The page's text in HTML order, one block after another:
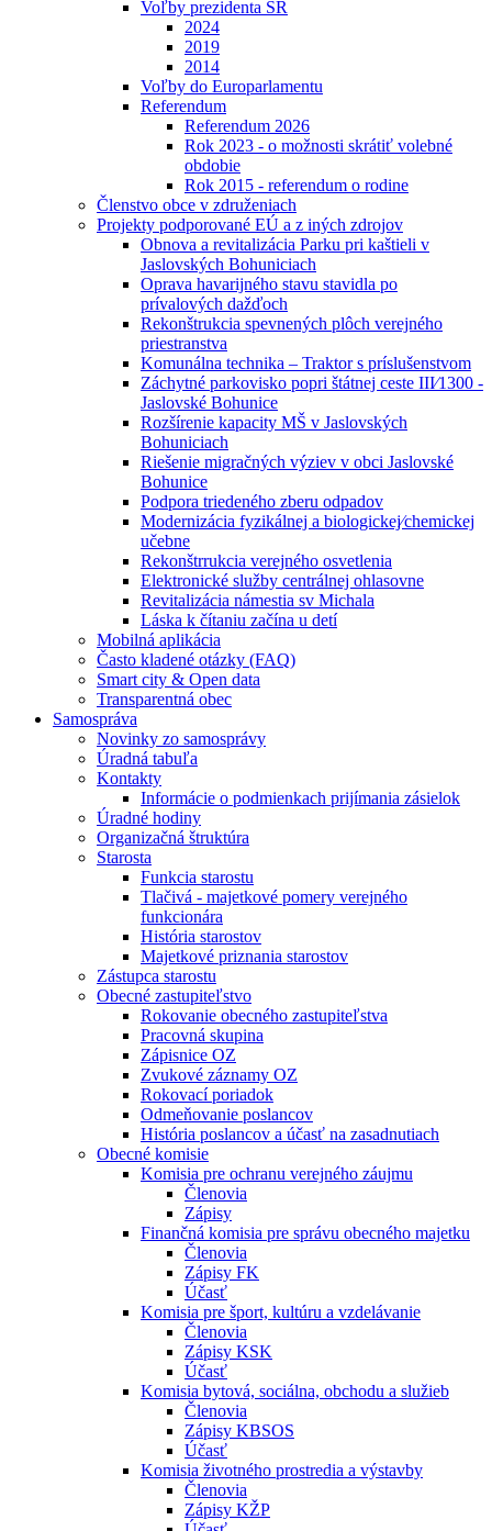
Voľby prezidenta SR
2024
2019
2014
Voľby do Europarlamentu
Referendum
Referendum 2026
Rok 2023 - o možnosti skrátiť volebné
obdobie
Rok 2015 - referendum o rodine
Členstvo obce v združeniach
Projekty podporované EÚ a z iných zdrojov
Obnova a revitalizácia Parku pri kaštieli v
Jaslovských Bohuniciach
Oprava havarijného stavu stavidla po
prívalových dažďoch
Rekonštrukcia spevnených plôch verejného
priestranstva
Komunálna technika – Traktor s príslušenstvom
Záchytné parkovisko popri štátnej ceste III⁄1300 -
Jaslovské Bohunice
Rozšírenie kapacity MŠ v Jaslovských
Bohuniciach
Riešenie migračných výziev v obci Jaslovské
Bohunice
Podpora triedeného zberu odpadov
Modernizácia fyzikálnej a biologickej⁄chemickej
učebne
Rekonštrrukcia verejného osvetlenia
Elektronické služby centrálnej ohlasovne
Revitalizácia námestia sv Michala
Láska k čítaniu začína u detí
Mobilná aplikácia
Často kladené otázky (FAQ)
Smart city & Open data
Transparentná obec
Samospráva
Novinky zo samosprávy
Úradná tabuľa
Kontakty
Informácie o podmienkach prijímania zásielok
Úradné hodiny
Organizačná štruktúra
Starosta
Funkcia starostu
Tlačivá - majetkové pomery verejného
funkcionára
História starostov
Majetkové priznania starostov
Zástupca starostu
Obecné zastupiteľstvo
Rokovanie obecného zastupiteľstva
Pracovná skupina
Zápisnice OZ
Zvukové záznamy OZ
Rokovací poriadok
Odmeňovanie poslancov
História poslancov a účasť na zasadnutiach
Obecné komisie
Komisia pre ochranu verejného záujmu
Členovia
Zápisy
Finančná komisia pre správu obecného majetku
Členovia
Zápisy FK
Účasť
Komisia pre šport, kultúru a vzdelávanie
Členovia
Zápisy KSK
Účasť
Komisia bytová, sociálna, obchodu a služieb
Členovia
Zápisy KBSOS
Účasť
Komisia životného prostredia a výstavby
Členovia
Zápisy KŽP